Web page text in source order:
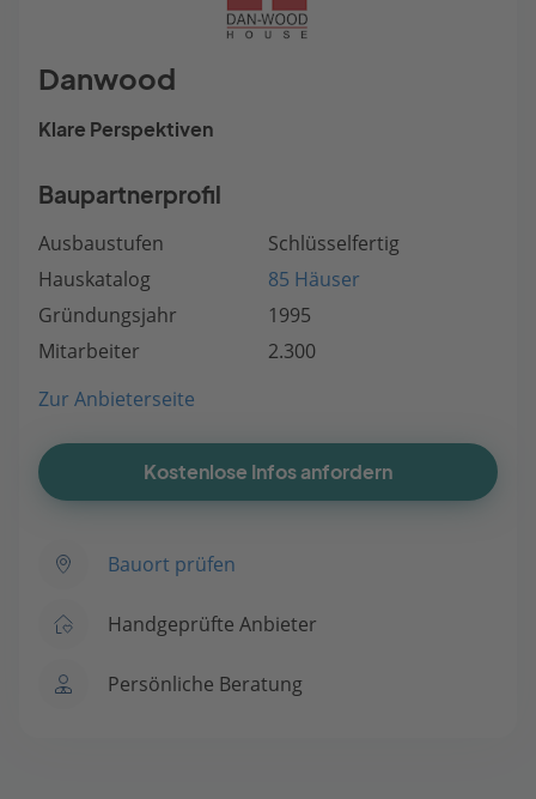
Danwood
Klare Perspektiven
Baupartnerprofil
Ausbaustufen
Schlüsselfertig
Hauskatalog
85 Häuser
Gründungsjahr
1995
Mitarbeiter
2.300
Zur Anbieterseite
Kostenlose Infos anfordern
Bauort prüfen
Handgeprüfte Anbieter
Persönliche Beratung